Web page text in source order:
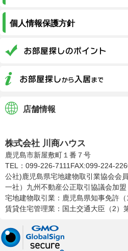
個人情報保護方針
店舗情報
株式会社 川商ハウス
鹿児島市新屋敷町１番７号
TEL：099-226-7111 FAX:099-224-
公社)鹿児島県宅地建物取引業協会会員
一社）九州不動産公正取引協議会加盟
宅地建物取引業：鹿児島県知事免許
賃貸住宅管理業：国土交通大臣（2）